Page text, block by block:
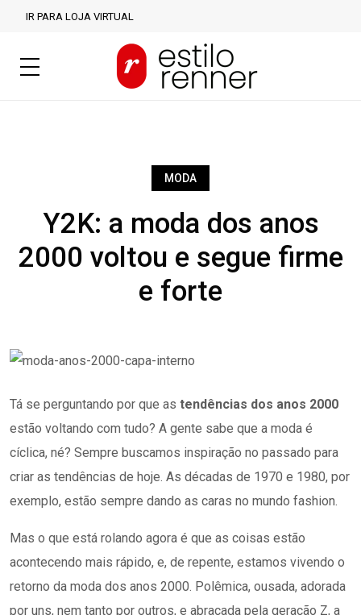
IR PARA LOJA VIRTUAL
MODA
Y2K: a moda dos anos
2000 voltou e segue firme
e forte
Tá se perguntando por que as tendências dos anos 2000
estão voltando com tudo? A gente sabe que a moda é
cíclica, né? Sempre buscamos inspiração no passado para
criar as tendências de hoje. As décadas de 1970 e 1980, por
exemplo, estão sempre dando as caras no mundo fashion.
Mas o que está rolando agora é que as coisas estão
acontecendo mais rápido, e, de repente, estamos vivendo o
retorno da moda dos anos 2000. Polêmica, ousada, adorada
por uns, nem tanto por outros, e abraçada pela geração Z, a